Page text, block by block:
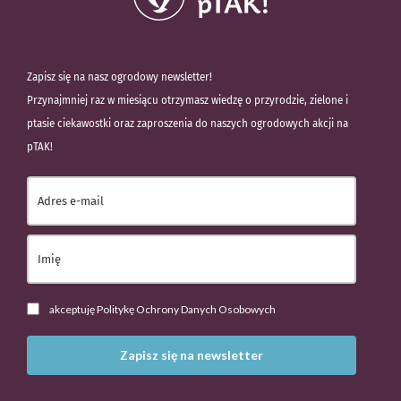
Zapisz się na nasz ogrodowy newsletter!
Przynajmniej raz w miesiącu otrzymasz wiedzę o przyrodzie, zielone i
ptasie ciekawostki oraz zaproszenia do naszych ogrodowych akcji na
pTAK!
akceptuję Politykę Ochrony Danych Osobowych
Zapisz się na newsletter